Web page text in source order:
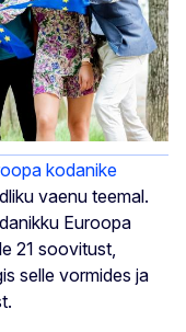
kodanike
vaenu teemal.
Euroopa
21 soovitust,
selle vormides ja